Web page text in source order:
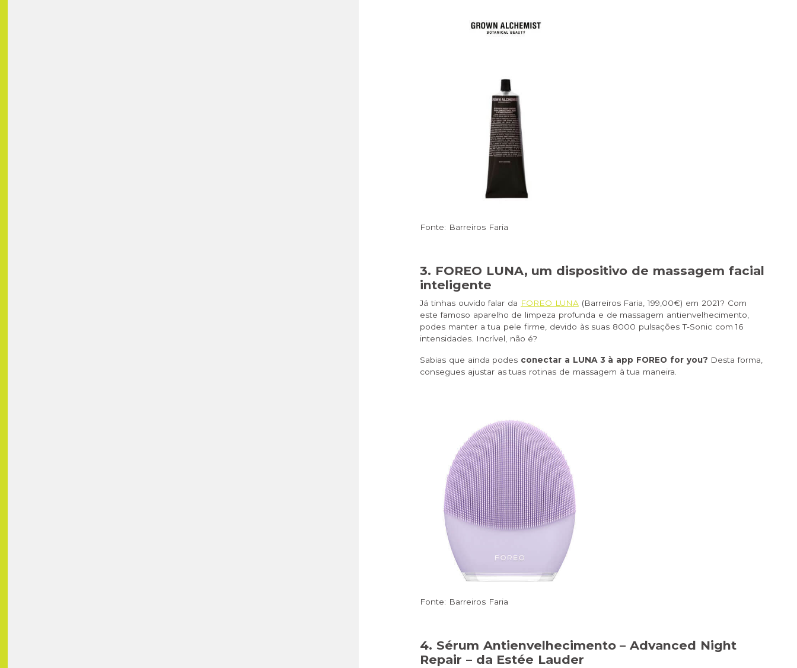
Fonte: Barreiros Faria
3. FOREO LUNA, um dispositivo de massagem facial
inteligente
Já tinhas ouvido falar da FOREO LUNA(Barreiros Faria, 199,00€) em 2021? Com
este famoso aparelho de limpeza profunda e de massagem antienvelhecimento,
podes manter a tua pele firme, devido às suas 8000 pulsações T-Sonic com 16
intensidades. Incrível, não é?
Sabias que ainda podes conectar a LUNA 3 à app FOREO for you? Desta forma,
consegues ajustar as tuas rotinas de massagem à tua maneira.
Fonte: Barreiros Faria
4. Sérum Antienvelhecimento – Advanced Night
Repair – da Estée Lauder